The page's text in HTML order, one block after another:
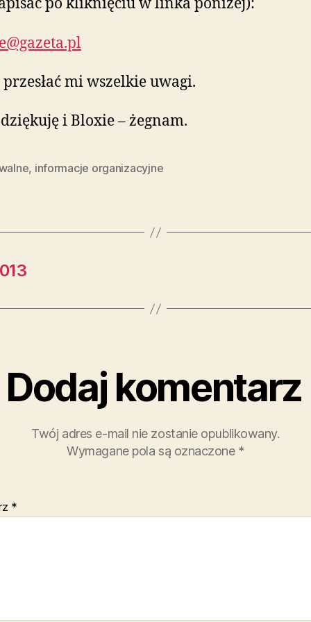
po kliknięciu w linka poniżej):
mi wszelkie uwagi.
i Bloxie – żegnam.
, informacje organizacyjne
Dodaj komentarz
Twój adres e-mail nie zostanie opublikowany.
Wymagane pola są oznaczone *
*